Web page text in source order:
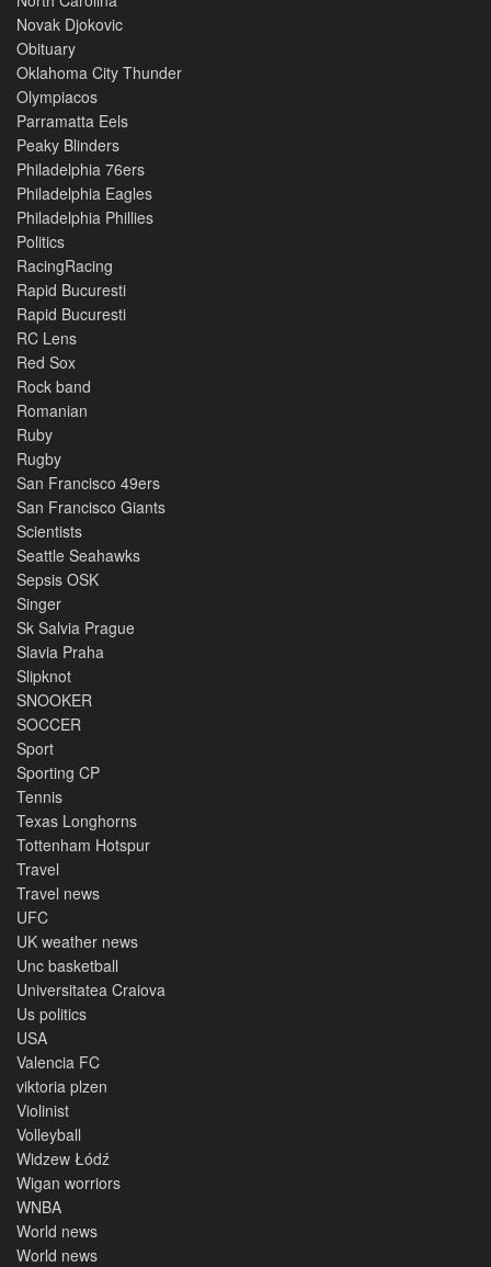
Novak Djokovic
Obituary
Oklahoma City Thunder
Olympiacos
Parramatta Eels
Peaky Blinders
Philadelphia 76ers
Philadelphia Eagles
Philadelphia Phillies
Politics
RacingRacing
Rapid Bucuresti
Rapid Bucuresti
RC Lens
Red Sox
Rock band
Romanian
Ruby
Rugby
San Francisco 49ers
San Francisco Giants
Scientists
Seattle Seahawks
Sepsis OSK
Singer
Sk Salvia Prague
Slavia Praha
Slipknot
SNOOKER
SOCCER
Sport
Sporting CP
Tennis
Texas Longhorns
Tottenham Hotspur
Travel
Travel news
UFC
UK weather news
Unc basketball
Universitatea Craiova
Us politics
USA
Valencia FC
viktoria plzen
Violinist
Volleyball
Widzew Łódź
Wigan worriors
WNBA
World news
World news